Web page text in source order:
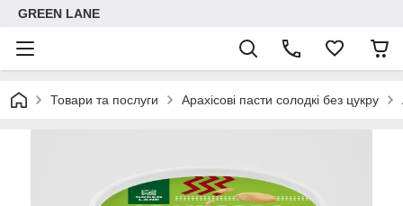
GREEN LANE
Товари та послуги Арахісові пасти солодкі без цукру